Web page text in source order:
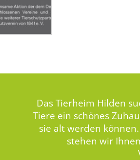
Das Tierheim Hilden
Tiere ein schönes
sie alt werden
stehen wir